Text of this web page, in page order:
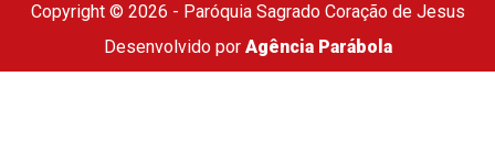
Copyright © 2026 - Paróquia Sagrado Coração de Jesus
Desenvolvido por Agência Parábola